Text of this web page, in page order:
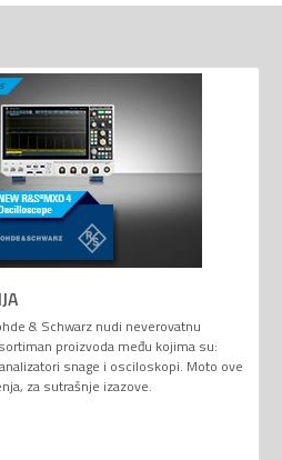
& Schwarz nudi neverovatnu
proizvoda među kojima su:
snage i osciloskopi. Moto ove
za sutrašnje izazove.